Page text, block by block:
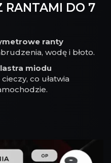
RANTAMI DO 7
ranty
wodę i błoto.
miodu
co ułatwia